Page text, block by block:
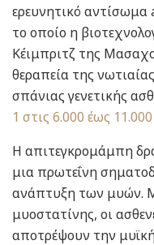
ερευνητικό
το οποίο η
Κέιμπριτζ της
θεραπεία της
σπάνιας γενετικής
1 στις 6.000 έως
Η απιτεγκρομάμπη
μια πρωτεΐνη
ανάπτυξη των μυών.
μυοστατίνης, οι
αποτρέψουν την